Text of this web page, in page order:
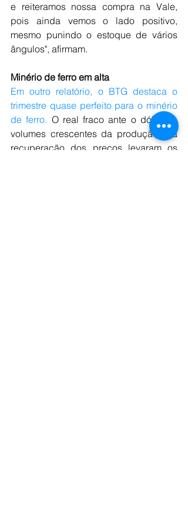
e reiteramos nossa compra na Vale,
pois ainda vemos o lado positivo,
mesmo punindo o estoque de vários
ângulos", afirmam.
Minério de ferro em alta
Em outro relatório, o BTG destaca o
trimestre quase perfeito para o minério
de ferro. O real fraco ante o dólar, os
volumes crescentes da produção e a
recuperação dos preços levaram os